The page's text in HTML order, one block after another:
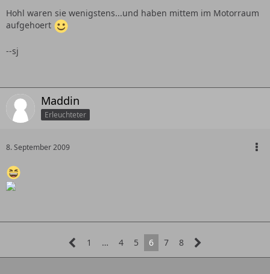
Hohl waren sie wenigstens...und haben mittem im Motorraum
aufgehoert
--sj
Maddin
Erleuchteter
8. September 2009
1 … 4 5 6 7 8